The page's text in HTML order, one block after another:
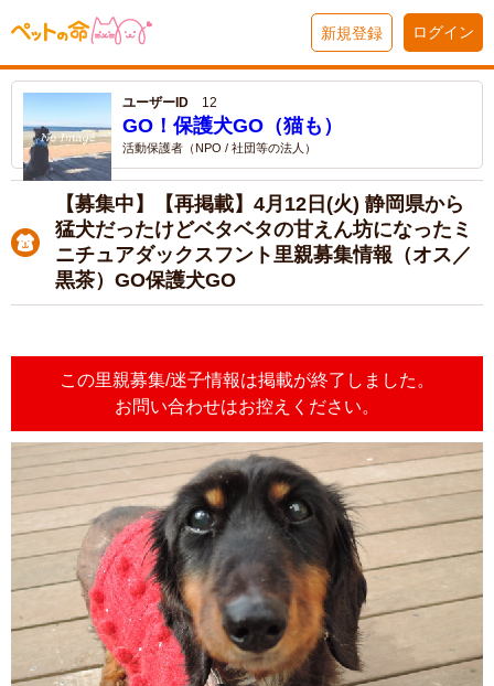
新規登録 ログイン
ユーザーID 12
GO！保護犬GO（猫も）
活動保護者（NPO / 社団等の法人）
【募集中】【再掲載】4月12日(火) 静岡県から
猛犬だったけどベタベタの甘えん坊になったミ
ニチュアダックスフント里親募集情報（オス／
黒茶）GO保護犬GO
この里親募集/迷子情報は掲載が終了しました。
お問い合わせはお控えください。